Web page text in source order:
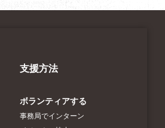
支援方法
ボランティアする
事務局でインターン